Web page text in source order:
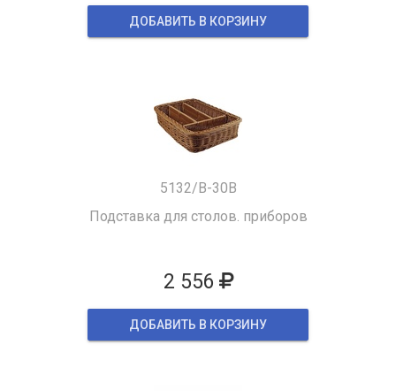
ДОБАВИТЬ В КОРЗИНУ
5132/B-30B
Подставка для столов. приборов
2 556
ДОБАВИТЬ В КОРЗИНУ